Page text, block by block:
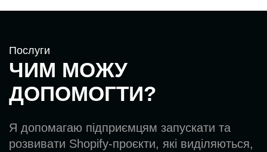
Послуги
ЧИМ МОЖУ
ДОПОМОГТИ?
Я допомагаю підприємцям запускати та
розвивати Shopify-проєкти, які виділяються,